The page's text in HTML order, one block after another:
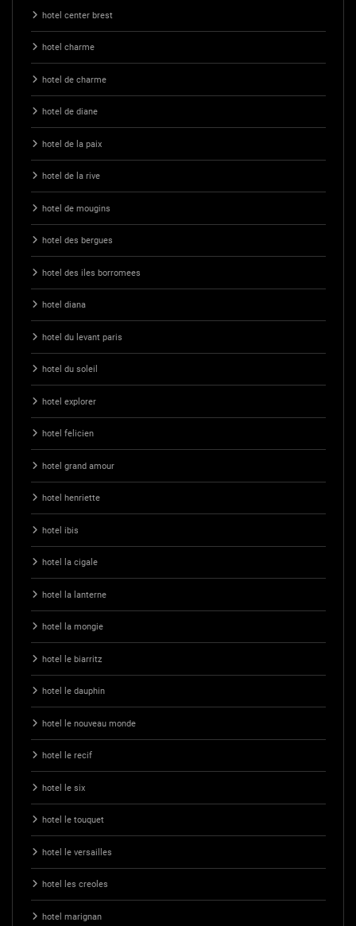
hotel center brest
hotel charme
hotel de charme
hotel de diane
hotel de la paix
hotel de la rive
hotel de mougins
hotel des bergues
hotel des iles borromees
hotel diana
hotel du levant paris
hotel du soleil
hotel explorer
hotel felicien
hotel grand amour
hotel henriette
hotel ibis
hotel la cigale
hotel la lanterne
hotel la mongie
hotel le biarritz
hotel le dauphin
hotel le nouveau monde
hotel le recif
hotel le six
hotel le touquet
hotel le versailles
hotel les creoles
hotel marignan